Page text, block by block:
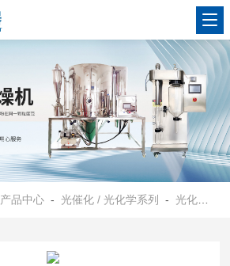
产品中心 -光催化 / 光化学系列 -光化学反应仪